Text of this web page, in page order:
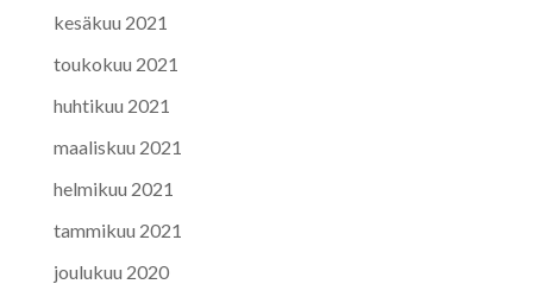
kesäkuu 2021
toukokuu 2021
huhtikuu 2021
maaliskuu 2021
helmikuu 2021
tammikuu 2021
joulukuu 2020